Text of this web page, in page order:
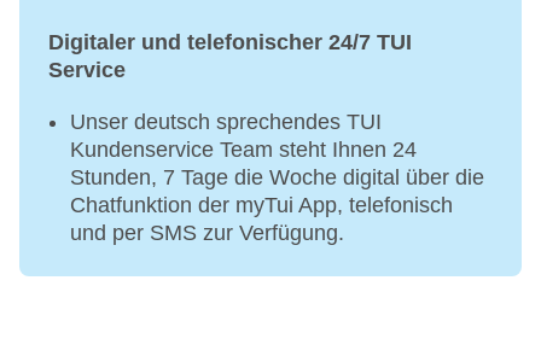
Digitaler und telefonischer 24/7 TUI
Service
Unser deutsch sprechendes TUI
Kundenservice Team steht Ihnen 24
Stunden, 7 Tage die Woche digital über die
Chatfunktion der myTui App, telefonisch
und per SMS zur Verfügung.